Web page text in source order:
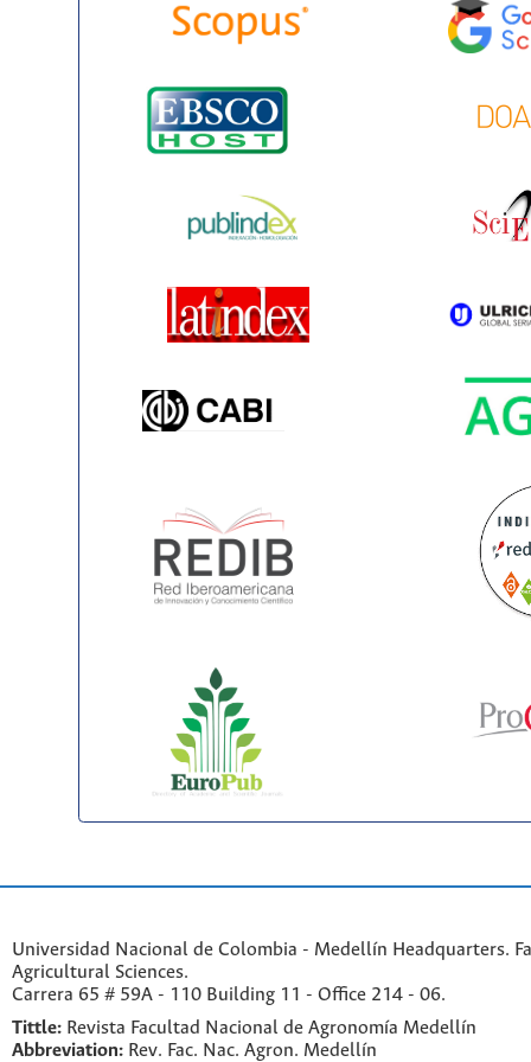
Universidad Nacional de Colombia - Medellín Headquarters.
Agricultural Sciences.
Carrera 65 # 59A - 110 Building 11 - Office 214 - 06.
Tittle: Revista Facultad Nacional de Agronomía Medellín
Abbreviation: Rev. Fac. Nac. Agron. Medellín